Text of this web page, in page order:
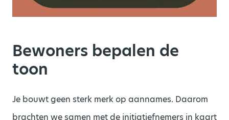
Bewoners bepalen de
toon
Je bouwt geen sterk merk op aannames. Daarom
brachten we samen met de initiatiefnemers in kaart